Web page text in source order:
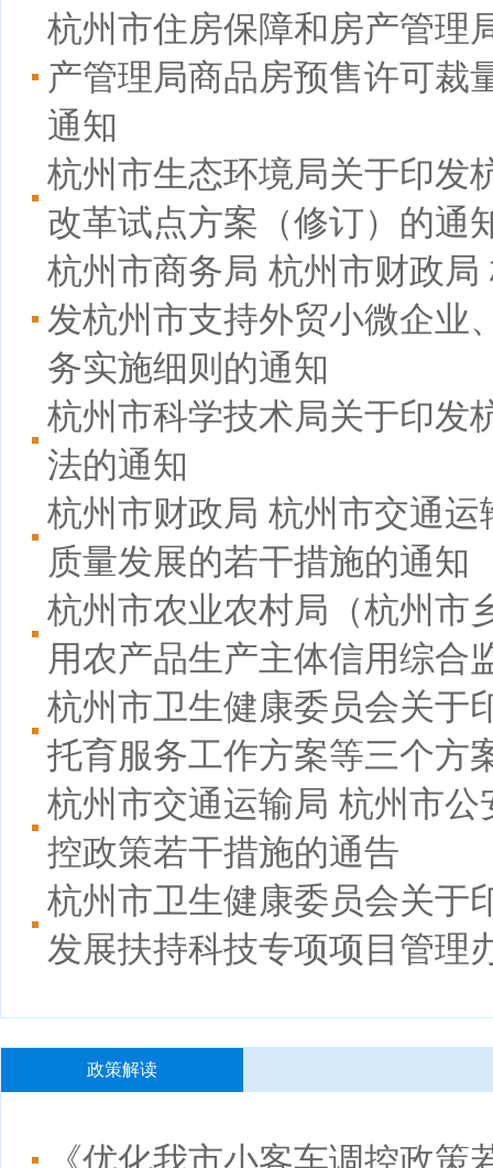
杭州市住房保障和房产管理
产管理局商品房预售许可裁
通知
杭州市生态环境局关于印发
改革试点方案（修订）的通
杭州市商务局 杭州市财政
发杭州市支持外贸小微企业
务实施细则的通知
杭州市科学技术局关于印发
法的通知
杭州市财政局 杭州市交通
质量发展的若干措施的通知
杭州市农业农村局（杭州市
用农产品生产主体信用综合
杭州市卫生健康委员会关于
托育服务工作方案等三个方
杭州市交通运输局 杭州市
控政策若干措施的通告
杭州市卫生健康委员会关于
发展扶持科技专项项目管理
政策解读